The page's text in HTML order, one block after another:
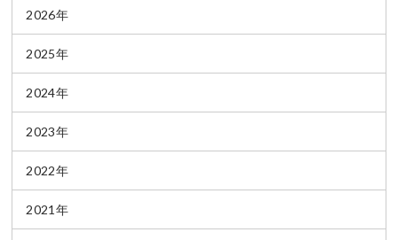
2026年
2025年
2024年
2023年
2022年
2021年